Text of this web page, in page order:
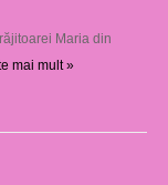
Maria din
mai mult »